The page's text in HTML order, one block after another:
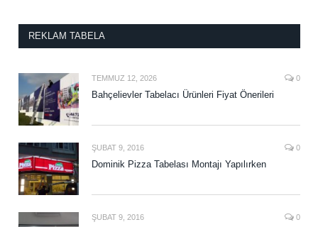
REKLAM TABELA
TEMMUZ 12, 2026 0
Bahçelievler Tabelacı Ürünleri Fiyat Önerileri
ŞUBAT 9, 2016 0
Dominik Pizza Tabelası Montajı Yapılırken
ŞUBAT 9, 2016 0